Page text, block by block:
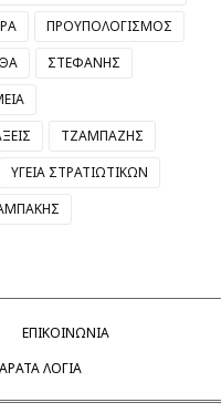
ΠΡΟΥΠΟΛΟΓΙΣΜΟΣ
ΣΤΕΦΑΝΗΣ
ΤΖΑΜΠΑΖΗΣ
ΥΓΕΙΑ ΣΤΡΑΤΙΩΤΙΚΩΝ
ΕΠΙΚΟΙΝΩΝΙΑ
ΛΟΓΙΑ